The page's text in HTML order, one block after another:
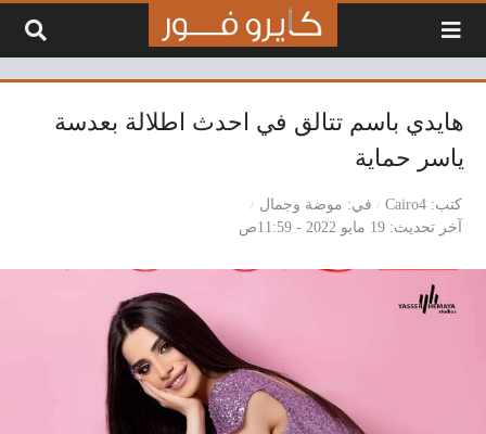
هايدي باسم تتالق في احدث اطلالة بعدسة
ياسر حماية
كتب Cairo4 في
موضة وجمال
آخر تحديث 19 مايو 2022 - 11:59ص